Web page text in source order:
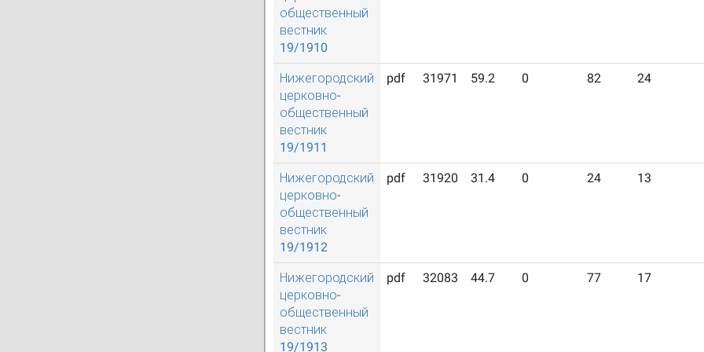
общественный
вестник
19/1910
Нижегородский
церковно-
общественный
вестник
19/1911
pdf 31971 59.2 0 82 24
Нижегородский
церковно-
общественный
вестник
19/1912
pdf 31920 31.4 0 24 13
Нижегородский
церковно-
общественный
вестник
19/1913
pdf 32083 44.7 0 77 17